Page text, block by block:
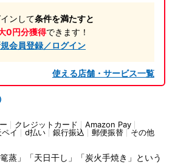
ンして条件を満たすと
0円分獲得できます！
会員登録／ログイン
使える店舗・サービス一覧
クレジットカード
Amazon Pay
イ d払い 銀行振込 郵便振替 その他
蒸」「天日干し」「炭火手焼き」という